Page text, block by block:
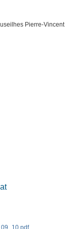
Pierre-Vincent